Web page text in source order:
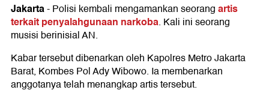
Jakarta-Polisi kembali mengamankan seorangartis
terkait penyalahgunaan narkoba. Kali ini seorang
musisi berinisial AN.
Kabar tersebut dibenarkan oleh Kapolres Metro Jakarta
Barat, Kombes Pol Ady Wibowo. Ia membenarkan
anggotanya telah menangkap artis tersebut.